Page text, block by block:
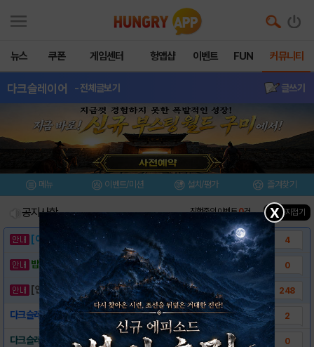
뉴스 쿠폰 게임센터 헝앱샵 이벤트 FUN 커뮤니티
다크슬레이어 - 전체글보기 글쓰기
메뉴 이벤트/미션 설치/평가 즐겨찾기
공지사항 진행중인 이벤트0건 ▲ 공지접기
[이벤트] 웃음으로 매일매일 해피! 유머 게시.. 4
밥알이의 헝앱통신 ⑲ “밥알이, 드디어 멀티를.. 0
[안내] 헝그리앱 필수 상식! 밥알 획득 안내.. 248
다크슬레이어 게임소개! 2
다크슬레이어 다운로드 링크 0
X